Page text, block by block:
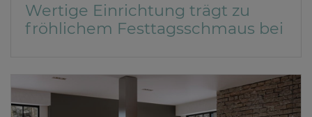
Wertige Einrichtung trägt zu
fröhlichem Festtagsschmaus bei